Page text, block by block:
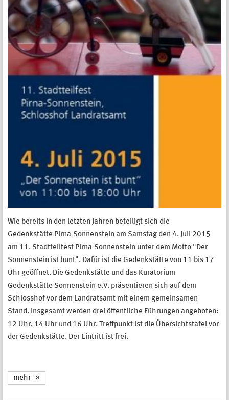
Wie bereits in den letzten Jahren beteiligt sich die
Gedenkstätte Pirna-Sonnenstein am Samstag den 4. Juli 2015
am 11. Stadtteilfest Pirna-Sonnenstein unter dem Motto "Der
Sonnenstein ist bunt". Dafür ist die Gedenkstätte von 11 bis 17
Uhr geöffnet. Die Gedenkstätte und das Kuratorium
Gedenkstätte Sonnenstein e.V. präsentieren sich auf dem
Schlosshof vor dem Landratsamt mit einem gemeinsamen
Stand. Insgesamt werden drei öffentliche Führungen angeboten:
12 Uhr, 14 Uhr und 16 Uhr. Treffpunkt ist die Übersichtstafel vor
der Gedenkstätte. Der Eintritt ist frei.
mehr